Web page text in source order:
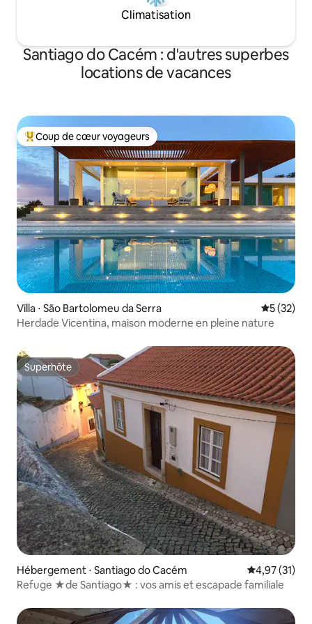
Climatisation
Santiago do Cacém : d'autres superbes
locations de vacances
Coups de cœur voyageurs les plus appréciés
Coup de cœur voyageurs
Villa ⋅ São Bartolomeu da Serra
5 (32)
Herdade Vicentina, maison moderne en pleine nature
Superhôte
Superhôte
Hébergement ⋅ Santiago do Cacém Évaluation
4,97 (31)
Refuge ★de Santiago★ : vos amis et escapade familiale